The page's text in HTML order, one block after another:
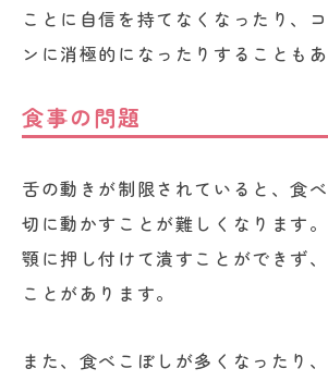
ことに自信を持てなくなったり、
ンに消極的になったりすることもあ
食事の問題
舌の動きが制限されていると、食
切に動かすことが難しくなります
顎に押し付けて潰すことができず
ことがあります。
また、食べこぼしが多くなったり